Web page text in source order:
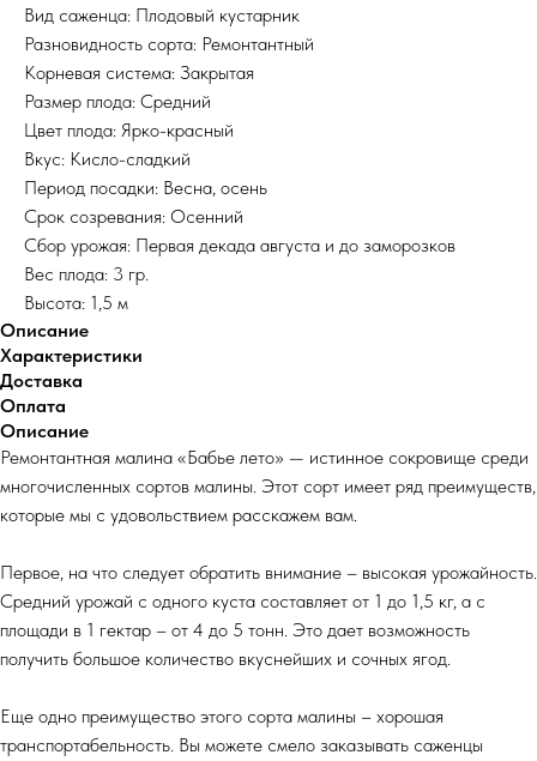
Вид саженца: Плодовый кустарник
Разновидность сорта: Ремонтантный
Корневая система: Закрытая
Размер плода: Средний
Цвет плода: Ярко-красный
Вкус: Кисло-сладкий
Период посадки: Весна, осень
Срок созревания: Осенний
Сбор урожая: Первая декада августа и до заморозков
Вес плода: 3 гр.
Высота: 1,5 м
Описание
Характеристики
Доставка
Оплата
Описание
Ремонтантная малина «Бабье лето» — истинное сокровище среди
многочисленных сортов малины. Этот сорт имеет ряд преимуществ,
которые мы с удовольствием расскажем вам.
Первое, на что следует обратить внимание – высокая урожайность.
Средний урожай с одного куста составляет от 1 до 1,5 кг, а с
площади в 1 гектар – от 4 до 5 тонн. Это дает возможность
получить большое количество вкуснейших и сочных ягод.
Еще одно преимущество этого сорта малины – хорошая
транспортабельность. Вы можете смело заказывать саженцы